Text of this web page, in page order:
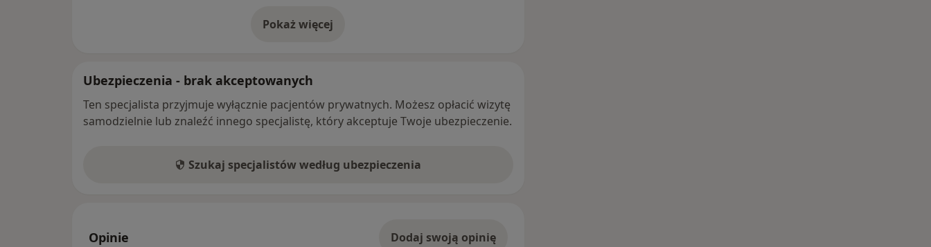
Pokaż więcej
o adresie
Ubezpieczenia - brak akceptowanych
Ten specjalista przyjmuje wyłącznie pacjentów prywatnych. Możesz opłacić wizytę
samodzielnie lub znaleźć innego specjalistę, który akceptuje Twoje ubezpieczenie.
Szukaj specjalistów według ubezpieczenia
Opinie Dodaj swoją opinię